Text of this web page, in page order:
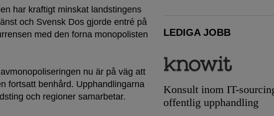
har kraftigt minskat landstingens
och Svensk Dos gjorde entré på
med den forna monopolisten
nu är på väg att
fortsatt benhård. Upphandlingarna
och regioner samarbetar.
LEDIGA JOBB
Konsult inom IT-
offentlig upphandling